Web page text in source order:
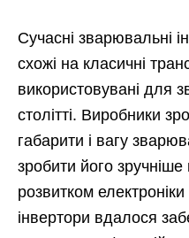
Сучасні зварювальні
схожі на класичні
використовувані для
столітті. Виробники
габарити і вагу
зробити його зручніше
розвитком
інвертори вдалося